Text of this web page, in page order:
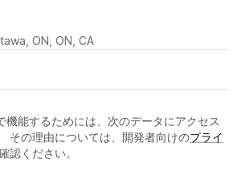
ON, ON, CA
機能するためには、次のデータにアクセス
その理由については、開発者向けのプライ
認ください。